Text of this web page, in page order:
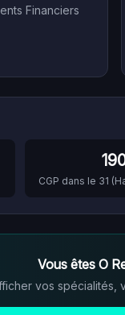
Financiers
CGP dans le 31 (
Vous êtes O
vos spécialités,